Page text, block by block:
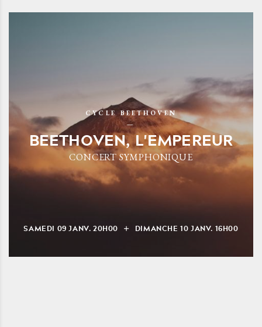
CYCLE BEETHOVEN
BEETHOVEN, L'EMPEREUR
CONCERT SYMPHONIQUE
SAMEDI 09JANV.20H00 DIMANCHE10 JANV. 16H00